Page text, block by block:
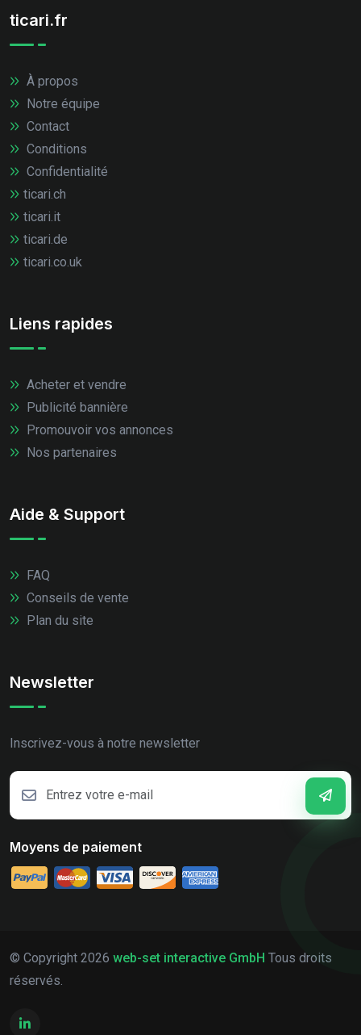
ticari.fr
À propos
Notre équipe
Contact
Conditions
Confidentialité
ticari.ch
ticari.it
ticari.de
ticari.co.uk
Liens rapides
Acheter et vendre
Publicité bannière
Promouvoir vos annonces
Nos partenaires
Aide & Support
FAQ
Conseils de vente
Plan du site
Newsletter
Inscrivez-vous à notre newsletter
Moyens de paiement
© Copyright 2026 web-set interactive GmbH Tous droits
réservés.